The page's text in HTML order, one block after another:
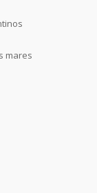
mares